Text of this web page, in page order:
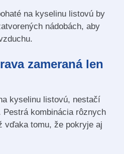
na kyselinu listovú by
nádobách, aby
zameraná len
kyselinu listovú, nestačí
Pestrá kombinácia rôznych
vďaka tomu, že pokryje aj